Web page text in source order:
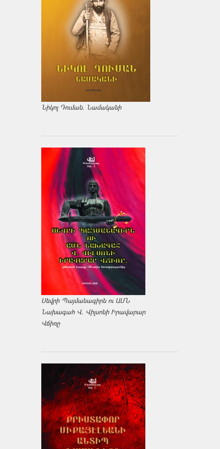
Նիկոլ Դուման. Նամականի
Սեվրի Պայմանագիրն ու ԱՄՆ
Նախագահ Վ. Վիլսոնի Իրավարար
Վճիռը